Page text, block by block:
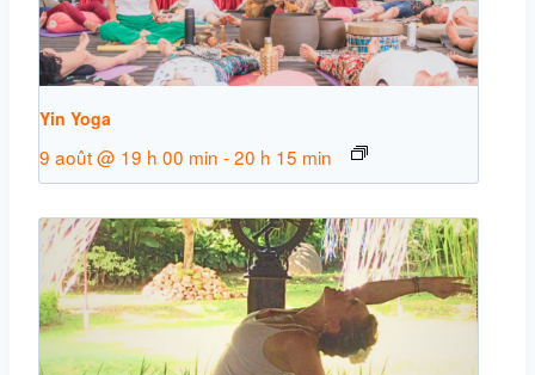
Yin Yoga
9 août @ 19 h 00 min -20 h 15 min